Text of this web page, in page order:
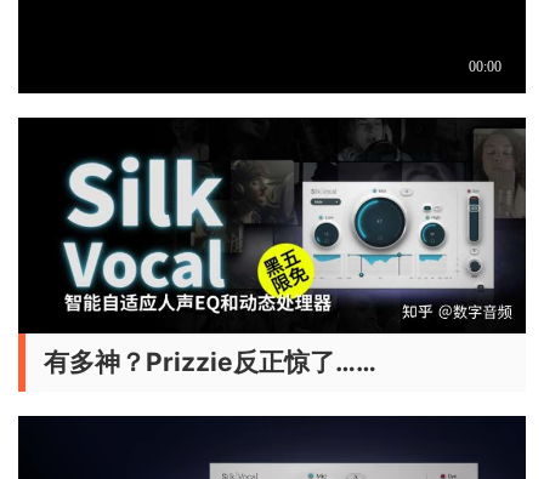
有多神？Prizzie反正惊了……